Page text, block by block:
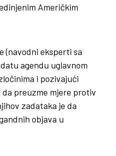
Američkim
(navodni eksperti sa
agendu uglavnom
i pozivajući
preuzme mjere protiv
zadataka je da
objava u